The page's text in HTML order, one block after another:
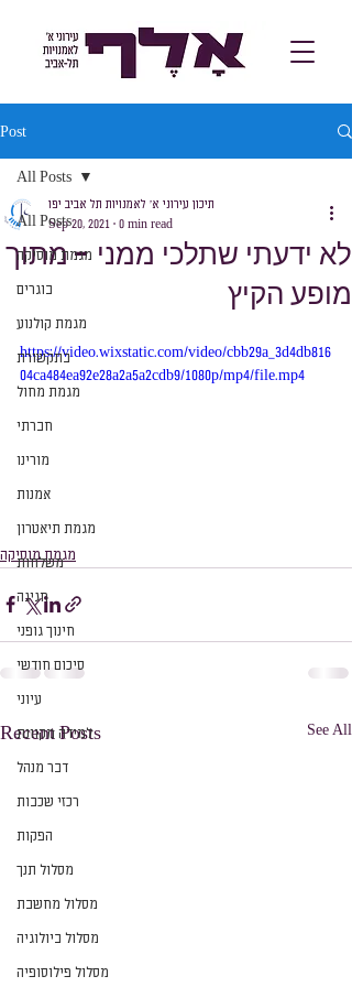
Post
All Posts
מגמת מוסיקה
בוגרים
מגמת קולנוע
בתקשורת
מגמת מחול
חברתי
מורינו
אמנות
מגמת תיאטרון
משלחות
חגיגה
חינוך גופני
סיכום חודשי
עיוני
למידה מקוונת
דבר מנהל
רכזי שכבות
הפקות
מסלול תנך
מסלול מחשבת
מסלול ביולוגיה
מסלול פילוסופיה
All Posts
לא ידעתי שתלכי ממני - מתוך
מופע הקיץ
תיכון עירוני א׳ לאמנויות תל אביב יפו
Sep 20, 2021
0 min read
https://video.wixstatic.com/video/cbb29a_3d4db816
04ca484ea92e28a2a5a2cdb9/1080p/mp4/file.mp4
מגמת מוסיקה
Recent Posts See All